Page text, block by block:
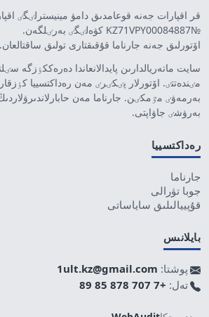
قر اقپارات جەنە قوعامدىق دامۋ مينيسترلٸگٸ
№KZ71VPY00084887 كۋەلٸگٸ بەرٸلگەن.
اۆتورلىق جەنە جارناما قۇقىقتارى تولىق ساقتالعان.
سايت ماتەريالدارىن پايدالانعاندا دەرەككٶزگە
مٸندەتتٸ. اۆتورلار پٸكٸرٸ مەن رەداكتسييا
بەرمەۋٸ مٷمكٸن. جارناما مەن حابارلاندىرۋلاردىڭ
بەرۋشٸ جاۋاپتى.
رەداكتسييا
جارناما
جوبا تۋرالى
قۇپييالىلىق ساياساتى
بايلانىس
پوشتا: 1ult.kz@gmail.com
تەل: +7 707 878 85 89